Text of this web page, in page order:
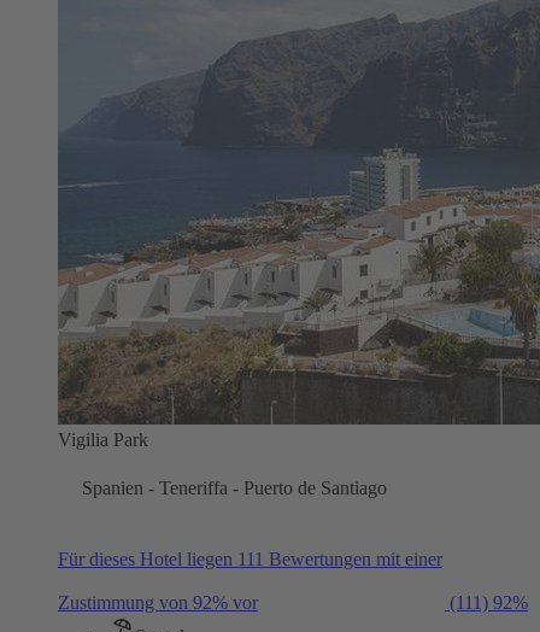
Vigilia Park
Spanien - Teneriffa - Puerto de Santiago
Für dieses Hotel liegen 111 Bewertungen mit einer
Zustimmung von 92% vor (111) 92%